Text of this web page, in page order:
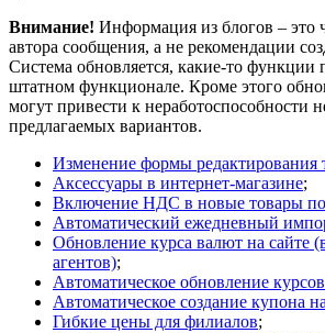
Внимание! Информация из блогов – это
автора сообщения, а не рекомендации
Система обновляется, какие-то функции
штатном функционале. Кроме этого
могут привести к неработоспособности
предлагаемых вариантов.
Изменение формы редактирования
Аксессуары в интернет-магазине;
Включение НДС в новые товары
Автоматический ежедневный
Обновление курса валют на сайте
агентов);
Автоматическое обновление
Автоматическое создание купона
Гибкие цены для филиалов;